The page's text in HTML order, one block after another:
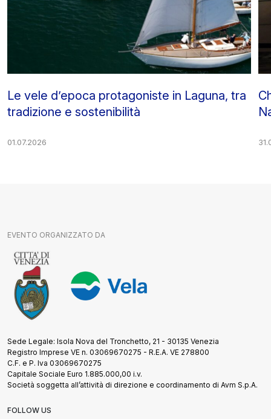
Le vele d’epoca protagoniste in Laguna, tra
tradizione e sostenibilità
01.07.2026
EVENTO ORGANIZZATO DA
Sede Legale: Isola Nova del Tronchetto, 21 - 30135 Venezia
Registro Imprese VE n. 03069670275 - R.E.A. VE 278800
C.F. e P. Iva 03069670275
Capitale Sociale Euro 1.885.000,00 i.v.
Società soggetta all’attività di direzione e coordinamento di Avm S.p.A.
FOLLOW US